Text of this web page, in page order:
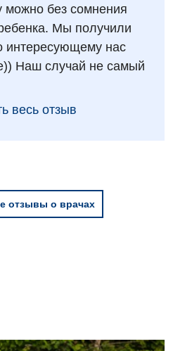
можно без сомнения
Мы получили
нас
Наш случай не самый
весь отзыв
отзывы о врачах